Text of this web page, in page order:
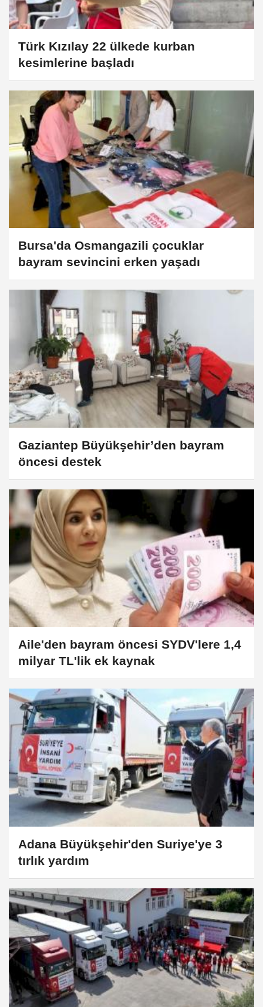
Türk Kızılay 22 ülkede kurban
kesimlerine başladı
Bursa'da Osmangazili çocuklar
bayram sevincini erken yaşadı
Gaziantep Büyükşehir’den bayram
öncesi destek
Aile'den bayram öncesi SYDV'lere 1,4
milyar TL'lik ek kaynak
Adana Büyükşehir'den Suriye'ye 3
tırlık yardım